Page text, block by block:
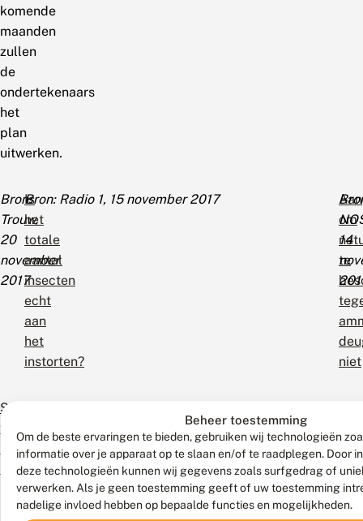
Beheer toestemming
Om de beste ervaringen te bieden, gebruiken wij technologieën
informatie over je apparaat op te slaan en/of te raadplegen. Door
deze technologieën kunnen wij gegevens zoals surfgedrag of
verwerken. Als je geen toestemming geeft of uw toestemming
nadelige invloed hebben op bepaalde functies en mogelijkheden.
komende
maanden
zullen
de
ondertekenaars
het
plan
uitwerken.
Bron:
Trouw,
20
november
2017
Is
het
totale
aantal
insecten
echt
aan
het
instorten?
Bron: Radio 1, 15 november 2017
om
te
niet
14
Samenwerking
voor
beter
bermbeheer
LTO,
3
november
2017
29